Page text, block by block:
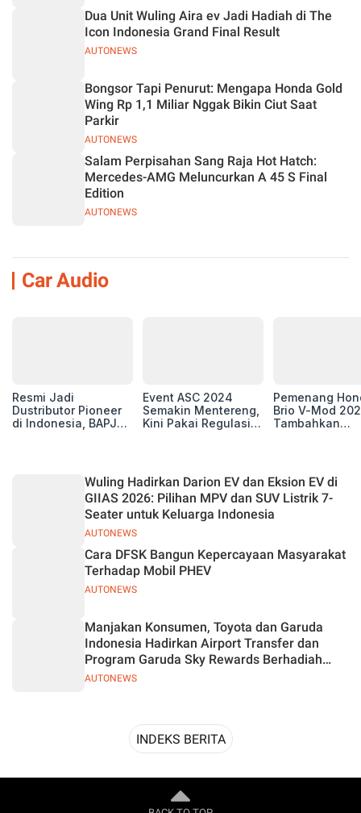
AUTONEWS
Dua Unit Wuling Aira ev Jadi Hadiah di The
Icon Indonesia Grand Final Result
AUTONEWS
Bongsor Tapi Penurut: Mengapa Honda Gold
Wing Rp 1,1 Miliar Nggak Bikin Ciut Saat
Parkir
AUTONEWS
Salam Perpisahan Sang Raja Hot Hatch:
Mercedes-AMG Meluncurkan A 45 S Final
Edition
Car Audio
Resmi Jadi
Dustributor Pioneer
di Indonesia, BAPJ
Event ASC 2024
Semakin Mentereng,
Kini Pakai Regulasi
Pemenang
Brio V-Mod
Tambahkan
AUTONEWS
Wuling Hadirkan Darion EV dan Eksion EV di
GIIAS 2026: Pilihan MPV dan SUV Listrik 7-
Seater untuk Keluarga Indonesia
AUTONEWS
Cara DFSK Bangun Kepercayaan Masyarakat
Terhadap Mobil PHEV
AUTONEWS
Manjakan Konsumen, Toyota dan Garuda
Indonesia Hadirkan Airport Transfer dan
Program Garuda Sky Rewards Berhadiah
Hybrid EV
INDEKS BERITA